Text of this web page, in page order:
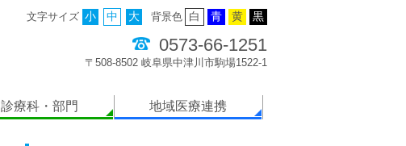
背景色 白 青 黄 黒
文字サイズ 小 中 大
0573-66-1251
〒508-8502 岐阜県中津川市駒場1522-1
診療科・部門 地域医療連携